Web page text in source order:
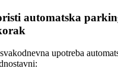
automatska
upotreba